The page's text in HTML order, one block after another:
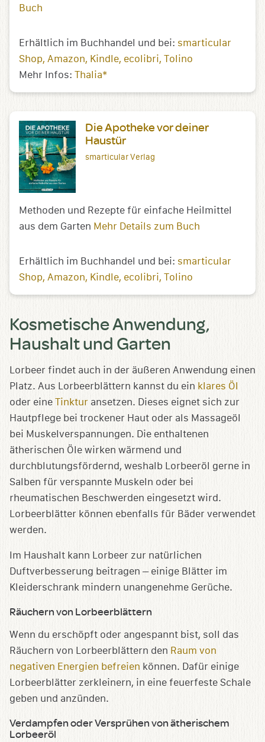
Buch
Erhältlich im Buchhandel und bei: smarticular
Shop Amazon Kindle ecolibri Tolino
Mehr Infos: Thalia*
Die Apotheke vor deiner
Haustür
smarticular Verlag
Methoden und Rezepte für einfache Heilmittel
aus dem Garten Mehr Details zum Buch
Erhältlich im Buchhandel und bei: smarticular
Shop Amazon Kindle ecolibri Tolino
Kosmetische Anwendung,
Haushalt und Garten
Lorbeer findet auch in der äußeren Anwendung einen
Platz. Aus Lorbeerblättern kannst du ein klares Öl
oder eine Tinktur ansetzen. Dieses eignet sich zur
Hautpflege bei trockener Haut oder als Massageöl
bei Muskelverspannungen. Die enthaltenen
ätherischen Öle wirken wärmend und
durchblutungsfördernd, weshalb Lorbeeröl gerne in
Salben für verspannte Muskeln oder bei
rheumatischen Beschwerden eingesetzt wird.
Lorbeerblätter können ebenfalls für Bäder verwendet
werden.
Im Haushalt kann Lorbeer zur natürlichen
Duftverbesserung beitragen – einige Blätter im
Kleiderschrank mindern unangenehme Gerüche.
Räuchern von Lorbeerblättern
Wenn du erschöpft oder angespannt bist, soll das
Räuchern von Lorbeerblättern den Raum von
negativen Energien befreien können. Dafür einige
Lorbeerblätter zerkleinern, in eine feuerfeste Schale
geben und anzünden.
Verdampfen oder Versprühen von ätherischem
Lorbeeröl